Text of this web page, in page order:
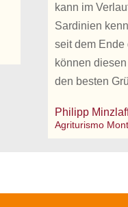
kann im
Sardinien
seit dem Ende
können
den besten
Philipp
Agriturismo